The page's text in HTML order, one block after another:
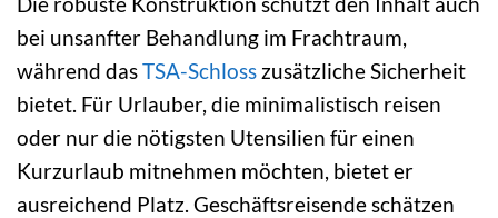
bei unsanfter Behandlung im Frachtraum,
während dasTSA-Schloss zusätzliche Sicherheit
bietet. Für Urlauber, die minimalistisch reisen
oder nur die nötigsten Utensilien für einen
Kurzurlaub mitnehmen möchten, bietet er
ausreichend Platz. Geschäftsreisende schätzen